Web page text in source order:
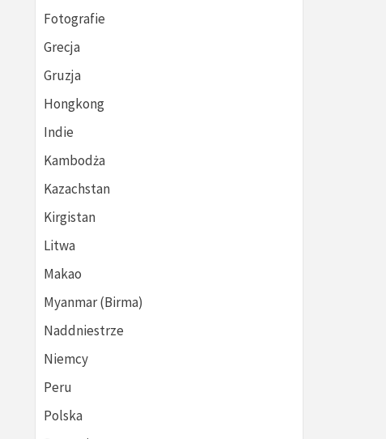
Fotografie
Grecja
Gruzja
Hongkong
Indie
Kambodża
Kazachstan
Kirgistan
Litwa
Makao
Myanmar (Birma)
Naddniestrze
Niemcy
Peru
Polska